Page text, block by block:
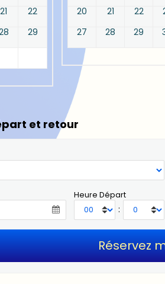
21
22
29
20
21 22
27
28 29
et retour
Heure Départ
: